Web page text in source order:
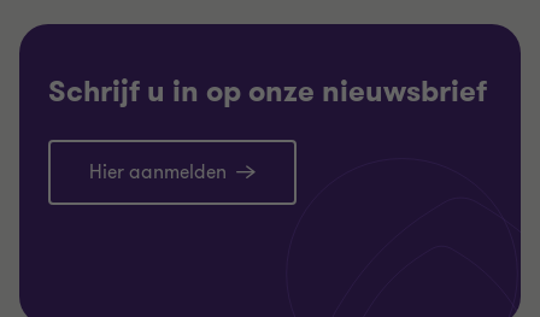
Schrijf u in op onze nieuwsbrief
Hier aanmelden